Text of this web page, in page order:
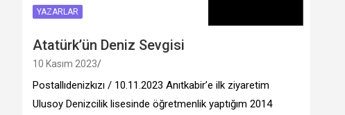
YAZARLAR
Atatürk’ün Deniz Sevgisi
10 Kasım 2023
Postallıdenizkızı / 10.11.2023 Anıtkabir’e ilk ziyaretim
Ulusoy Denizcilik lisesinde öğretmenlik yaptığım 2014